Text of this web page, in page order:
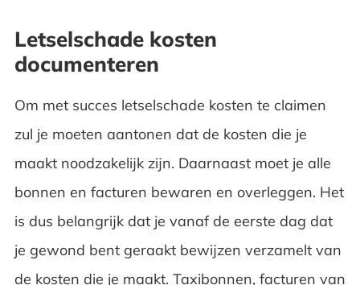
Letselschade kosten
documenteren
Om met succes letselschade kosten te claimen
zul je moeten aantonen dat de kosten die je
maakt noodzakelijk zijn. Daarnaast moet je alle
bonnen en facturen bewaren en overleggen. Het
is dus belangrijk dat je vanaf de eerste dag dat
je gewond bent geraakt bewijzen verzamelt van
de kosten die je maakt. Taxibonnen, facturen van